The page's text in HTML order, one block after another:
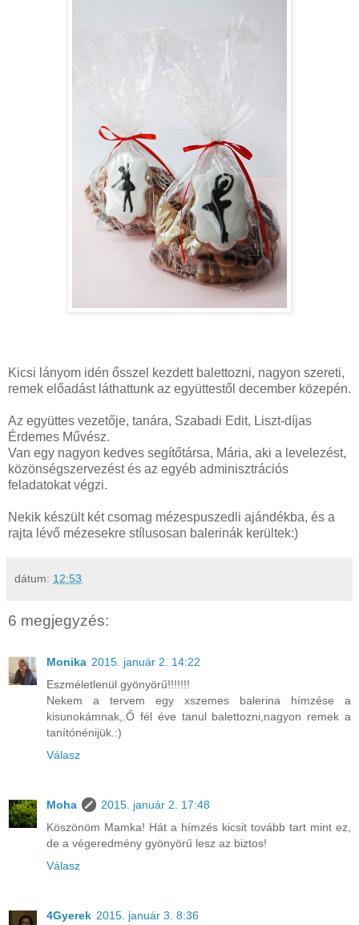
Kicsi lányom idén ősszel kezdett balettozni, nagyon szereti,
remek előadást láthattunk az együttestől december közepén.
Az együttes vezetője, tanára, Szabadi Edit, Liszt-díjas
Érdemes Művész.
Van egy nagyon kedves segítőtársa, Mária, aki a levelezést,
közönségszervezést és az egyéb adminisztrációs
feladatokat végzi.
Nekik készült két csomag mézespuszedli ajándékba, és a
rajta lévő mézesekre stílusosan balerinák kerültek:)
dátum: 12:53
6 megjegyzés:
Monika 2015. január 2. 14:22
Eszméletlenül gyönyörű!!!!!!!
Nekem a tervem egy xszemes balerina hímzése a
kisunokámnak,.Ő fél éve tanul balettozni,nagyon remek a
tanítónénijük.:)
Válasz
Moha
2015. január 2. 17:48
Köszönöm Mamka! Hát a hímzés kicsit tovább tart mint ez,
de a végeredmény gyönyörű lesz az biztos!
Válasz
4Gyerek 2015. január 3. 8:36